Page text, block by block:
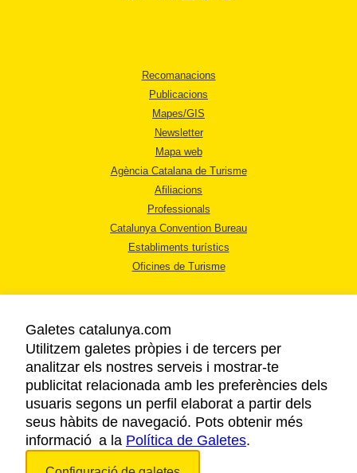
Recomanacions
Publicacions
Mapes/GIS
Newsletter
Mapa web
Agència Catalana de Turisme
Afiliacions
Professionals
Catalunya Convention Bureau
Establiments turístics
Oficines de Turisme
AVÍS LEGAL
POLÍTICA DE PRIVACITAT
COOKIES
ACCESSIBILITAT
Galetes catalunya.com
Utilitzem galetes pròpies i de tercers per
analitzar els nostres serveis i mostrar-te
publicitat relacionada amb les preferències dels
usuaris segons un perfil elaborat a partir dels
seus hàbits de navegació. Pots obtenir més
informació a la Política de Galetes.